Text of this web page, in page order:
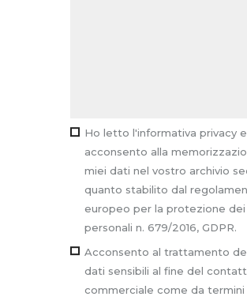
Ho letto l'informativa privacy e
acconsento alla
miei dati nel vostro archivio
quanto stabilito dal
europeo per la protezione
personali n. 679/2016, GDPR.
Acconsento al trattamento
dati sensibili al fine del
commerciale come da termini